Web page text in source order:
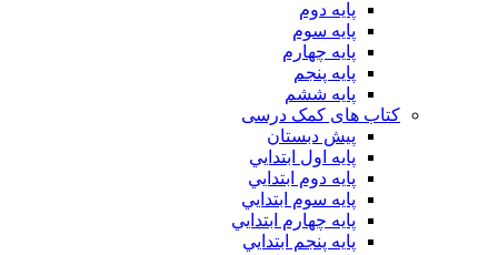
پایه دوم
پایه سوم
پایه چهارم
پايه پنجم
پایه ششم
کتاب های کمک درسی
پیش دبستان
پايه اول ابتدايي
پايه دوم ابتدايي
پايه سوم ابتدايي
پايه چهارم ابتدايي
پايه پنجم ابتدايي